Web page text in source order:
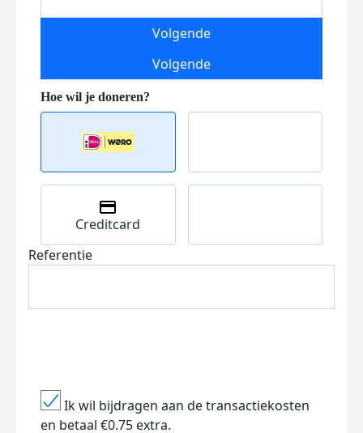
Volgende
Volgende
Creditcard
Referentie
Ik wil bijdragen aan de transactiekosten
en betaal €0.75 extra.